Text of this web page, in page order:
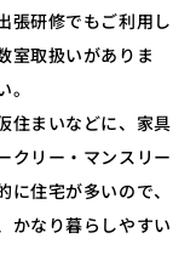
張研修でもご利用し
室取扱いがありま
住まいなどに、家具
クリー・マンスリー
住宅が多いので、
かなり暮らしやすい